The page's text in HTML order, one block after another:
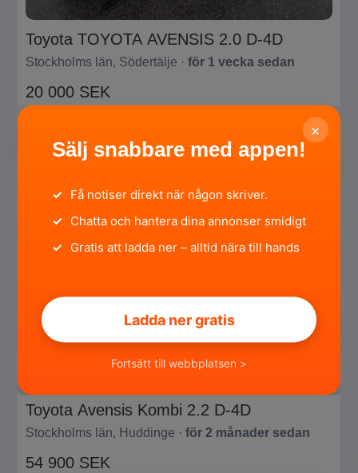
Toyota TOYOTA AVENSIS 2.0 D-4D
Stockholms län, Södertälje · för 1 vecka sedan
20 000 SEK
Toyota Avensis Kombi 2.2 D-4D
Stockholms län, Huddinge · för 2 månader sedan
54 900 SEK
×
Sälj snabbare med appen!
✓ Få notiser direkt när någon skriver.
✓ Chatta och hantera dina annonser smidigt
✓ Gratis att ladda ner – alltid nära till hands
Ladda ner gratis
Fortsätt till webbplatsen >